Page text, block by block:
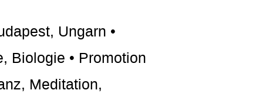
Ungarn •
Biologie • Promotion
Meditation,